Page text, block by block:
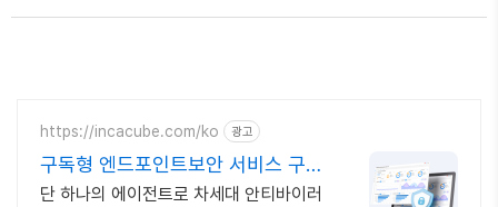
https://incacube.com/ko 광고
구독형 엔드포인트보안 서비스 구독
형 기업보안 솔루션
단 하나의 에이전트로 차세대 안티바이러